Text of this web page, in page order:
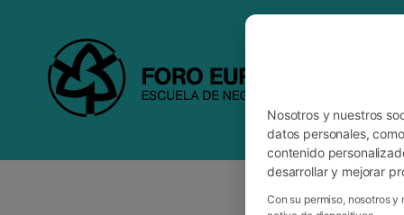
Nosotros y nuestros
datos personales,
contenido
desarrollar y mejorar
Con su permiso, nosotros